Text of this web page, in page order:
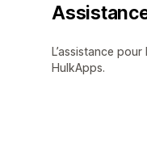
L’assistance
HulkApps.